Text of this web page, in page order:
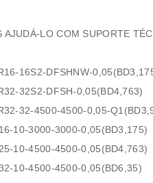
AJUDÁ-LO COM SUPORTE
16S2-DFSHNW-
32S2-DFSH-0,05(BD4,763)
32-4500-4500-0,05-
10-3000-3000-0,05(BD3,175)
10-4500-4500-0,05(BD4,763)
10-4500-4500-0,05(BD6,35)